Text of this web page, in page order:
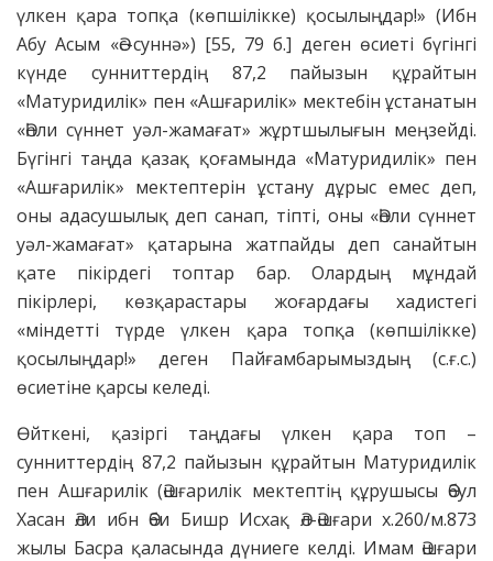
үлкен қара топқа (көпшілікке) қосылыңдар!» (Ибн
Абу Асым «Әс-суннә») [55, 79 б.] деген өсиеті бүгінгі
күнде сунниттердің 87,2 пайызын құрайтын
«Матуридилік» пен «Ашғарилік» мектебін ұстанатын
«Әһли сүннет уәл-жамағат» жұртшылығын меңзейді.
Бүгінгі таңда қазақ қоғамында «Матуридилік» пен
«Ашғарилік» мектептерін ұстану дұрыс емес деп,
оны адасушылық деп санап, тіпті, оны «Әһли сүннет
уәл-жамағат» қатарына жатпайды деп санайтын
қате пікірдегі топтар бар. Олардың мұндай
пікірлері, көзқарастары жоғардағы хадистегі
«міндетті түрде үлкен қара топқа (көпшілікке)
қосылыңдар!» деген Пайғамбарымыздың (с.ғ.с.)
өсиетіне қарсы келеді.
Өйткені, қазіргі таңдағы үлкен қара топ –
сунниттердің 87,2 пайызын құрайтын Матуридилік
пен Ашғарилік (Әшғарилік мектептің құрушысы Әбул
Хасан Әли ибн Әби Бишр Исхақ Әл-Әшғари х.260/м.873
жылы Басра қаласында дүниеге келді. Имам Әшғари